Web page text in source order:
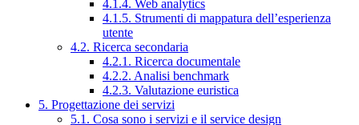
4.1.4. Web analytics
4.1.5. Strumenti di mappatura dell’esperienza
utente
4.2. Ricerca secondaria
4.2.1. Ricerca documentale
4.2.2. Analisi benchmark
4.2.3. Valutazione euristica
5. Progettazione dei servizi
5.1. Cosa sono i servizi e il service design